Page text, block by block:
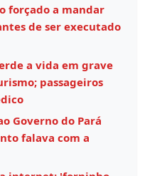
forçado a mandar
de ser executado
a vida em grave
passageiros
Governo do Pará
falava com a